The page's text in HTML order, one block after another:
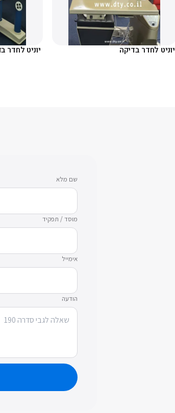
יוניט לחדר בדיקה יוניט לחדר
שם מלא
מוסד / תפקיד
אימייל
הודעה